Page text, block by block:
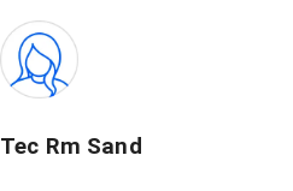
Tec Rm Sand